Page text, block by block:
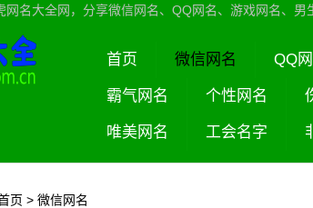
网名大全网，分享微信网名、QQ网名、游戏网名、
首页 微信网名 QQ
霸气网名 个性网名
唯美网名 工会名字
页 > 微信网名